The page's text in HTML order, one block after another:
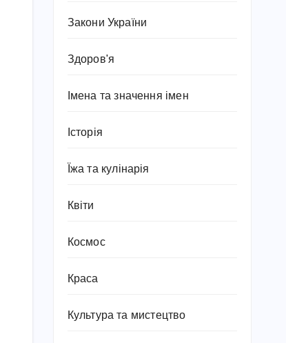
Закони України
Здоров'я
Імена та значення імен
Історія
Їжа та кулінарія
Квіти
Космос
Краса
Культура та мистецтво